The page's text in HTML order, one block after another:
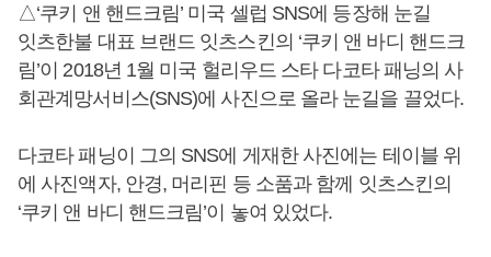
△‘쿠키 앤 핸드크림’ 미국 셀럽 SNS에 등장해 눈길
잇츠한불 대표 브랜드 잇츠스킨의 ‘쿠키 앤 바디 핸드크
림’이 2018년 1월 미국 헐리우드 스타 다코타 패닝의 사
회관계망서비스(SNS)에 사진으로 올라 눈길을 끌었다.
다코타 패닝이 그의 SNS에 게재한 사진에는 테이블 위
에 사진액자, 안경, 머리핀 등 소품과 함께 잇츠스킨의
‘쿠키 앤 바디 핸드크림’이 놓여 있었다.